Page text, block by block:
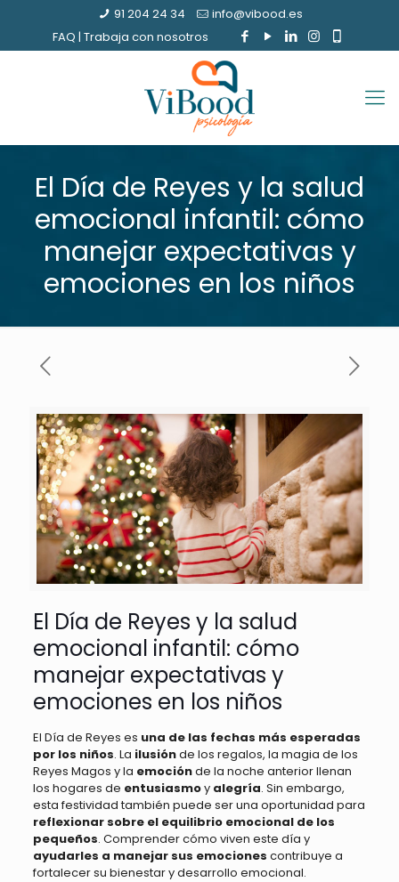
91 204 24 34
info@vibood.es
FAQ | Trabaja con nosotros
El Día de Reyes y la salud
emocional infantil: cómo
manejar expectativas y
emociones en los niños
El Día de Reyes y la salud
emocional infantil: cómo
manejar expectativas y
emociones en los niños
El Día de Reyes es una de las fechas más esperadas
por los niños. La ilusiónde los regalos, la magia de los
Reyes Magos y la emociónde la noche anterior llenan
los hogares de entusiasmoy alegría. Sin embargo,
esta festividad también puede ser una oportunidad para
reflexionar sobre el equilibrio emocional de los
pequeños. Comprender cómo viven este día y
ayudarles a manejar sus emociones contribuye a
fortalecer su bienestar y desarrollo emocional.